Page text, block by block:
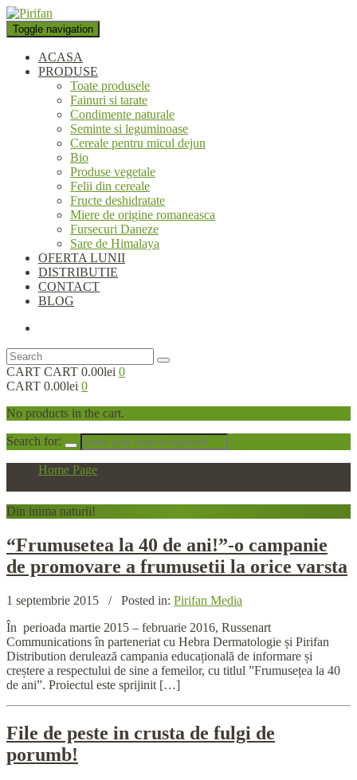
Toggle navigation
ACASA
PRODUSE
Toate produsele
Fainuri si tarate
Condimente naturale
Seminte si leguminoase
Cereale pentru micul dejun
Bio
Produse vegetale
Felii din cereale
Fructe deshidratate
Miere de origine romaneasca
Fursecuri Daneze
Sare de Himalaya
OFERTA LUNII
DISTRIBUTIE
CONTACT
BLOG
CART CART 0.00lei 0
CART 0.00lei 0
No products in the cart.
Search for:
Home Page
Din inima naturii!
“Frumusetea la 40 de ani!”-o campanie
de promovare a frumusetii la orice varsta
1 septembrie 2015 / Posted in: Pirifan Media
În perioada martie 2015 – februarie 2016, Russenart
Communications în parteneriat cu Hebra Dermatologie și Pirifan
Distribution derulează campania educațională de informare și
creștere a respectului de sine a femeilor, cu titlul ”Frumusețea la 40
de ani”. Proiectul este sprijinit […]
File de peste in crusta de fulgi de
porumb!
personaliza conținutul și anunțurile, pentru a oferi funcții de rețele
sociale și pentru a analiza traficul. De asemenea, le oferim partenerilor
de rețele sociale, de publicitate și de analize informații cu privire la
modul în care folosiți site-ul nostru. Aceștia le pot combina cu alte
informații oferite de dvs. sau culese în urma folosirii serviciilor lor.
Okay, thanks